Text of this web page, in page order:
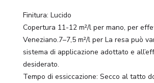
Finitura: Lucido
Copertura 11-12 m²/l per mano, per
Veneziano.7–7,5 m²/l per La resa può
sistema di applicazione adottato e
desiderato.
Tempo di essiccazione: Secco al tatto